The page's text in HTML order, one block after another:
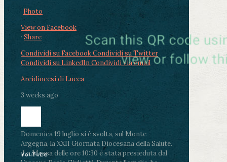
Photo
View on Facebook
· Share
Condividi su FacebookCondividi su Twitter
Condividi su LinkedInCondividi via email
Arcidiocesi di Lucca
3 weeks ago
Domenica 19 luglio si è svolta, sul Monte
Argegna, la XXII Giornata Diocesana della Salute.
.La Messa delle ore 10:30 è stata presieduta dal
YouTube